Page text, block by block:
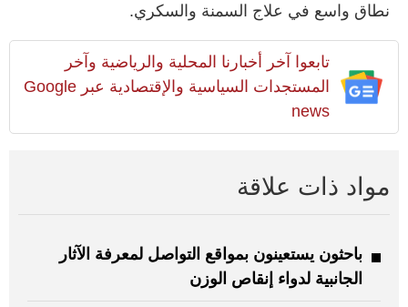
نطاق واسع في علاج السمنة والسكري.
تابعوا آخر أخبارنا المحلية والرياضية وآخر
المستجدات السياسية والإقتصادية عبر Google
news
مواد ذات علاقة
باحثون يستعينون بمواقع التواصل لمعرفة الآثار
الجانبية لدواء إنقاص الوزن